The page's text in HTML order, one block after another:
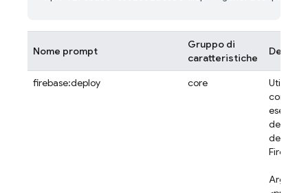
Nome prompt
Gruppo di
caratteristiche
firebase:deploy core
Utilizza
eseguire
delle
Firebase.